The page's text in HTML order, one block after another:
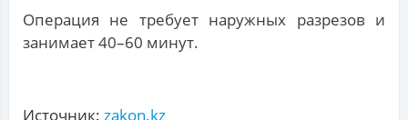
Операция не требует наружных разрезов и
занимает 40–60 минут.
Источник: zakon.kz